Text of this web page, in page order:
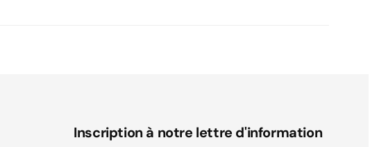
Inscription à notre lettre d'information